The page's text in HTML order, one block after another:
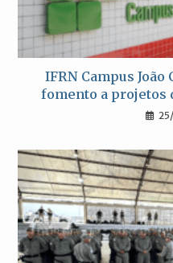
IFRN Campus
fomento a projetos